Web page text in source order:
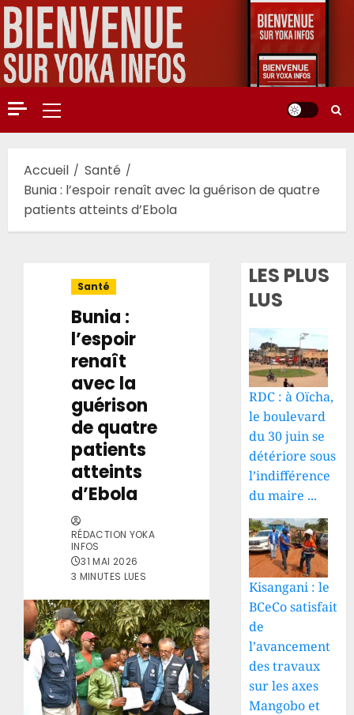
Aller
au
contenu
Menu
principal
Accueil
Santé
Bunia : l’espoir renaît avec la guérison de quatre
patients atteints d’Ebola
Santé
Bunia :
l’espoir
renaît
avec la
guérison
de quatre
patients
atteints
d’Ebola
RÉDACTION YOKA
INFOS
31 MAI 2026
3 MINUTES LUES
LES PLUS
LUS
RDC : à Oïcha,
le boulevard
du 30 juin se
détériore sous
l’indifférence
du maire ...
Kisangani : le
BCeCo satisfait
de
l’avancement
des travaux
sur les axes
Mangobo et